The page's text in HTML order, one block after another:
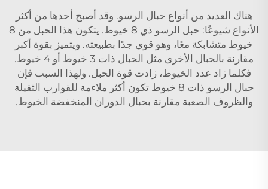
هناك العديد من أنواع حبال الرسو. وقد أصبح أحدها من أكثر
الأنواع شيوعًا: حبل الرسو ذي 8 خيوط. يتكون هذا الحبل من 8
خيوط متشابكة معًا، وهو قوي جدًا بطبيعته. ويتميز بقوة أكبر
مقارنة بالحبال الأخرى مثل الحبال ذات 3 خيوط أو 4 خيوط.
فكلما زاد عدد الخيوط، زادت قوة الحبل. ولهذا السبب فإن
حبال الرسو ذات 8 خيوط تكون أكثر ملاءمة للقوارب الثقيلة
والظروف الصعبة مقارنة بحبال الدوران المنخفضة الخيوط.